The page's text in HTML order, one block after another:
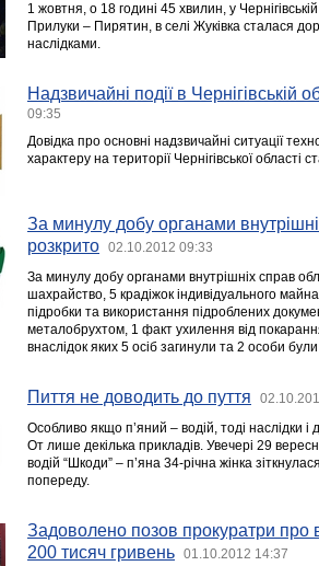
1 жовтня, о 18 годині 45 хвилин, у
Прилуки – Пирятин, в селі Жуківка сталася
наслідками.
Надзвичайні події в Чернігівській
09:35
Довідка про основні надзвичайні ситуації
характеру на території Чернігівської
За минулу добу органами
розкрито
02.10.2012 09:33
За минулу добу органами внутрішніх справ
шахрайство, 5 крадіжок індивідуального
підробки та використання підроблених
металобрухтом, 1 факт ухилення від
внаслідок яких 5 осіб загинули та 2 особи
Пиття не доводить до пуття
Особливо якщо п’яний – водій, тоді наслідки і
От лише декілька прикладів. Увечері 29
водій “Шкоди” – п’яна 34-річна жінка
попереду.
Задоволено позов прокуратри про
200 тисяч гривень
01.10.2012 14:37